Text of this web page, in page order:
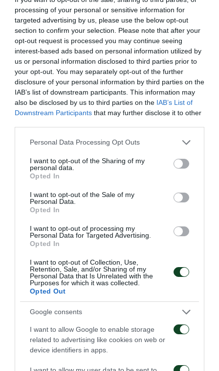
processing of your personal or sensitive information for
targeted advertising by us, please use the below opt-out
section to confirm your selection. Please note that after your
opt-out request is processed you may continue seeing
interest-based ads based on personal information utilized by
us or personal information disclosed to third parties prior to
your opt-out. You may separately opt-out of the further
disclosure of your personal information by third parties on the
IAB’s list of downstream participants. This information may
also be disclosed by us to third parties on the IAB’s List of
Downstream Participants that may further disclose it to other
Please note that this website/app uses one or more Google
not limited to your visit or usage behaviour. You may click to
grant or deny consent to Google and its third-party tags to
use your data for below specified purposes in below Google
consent section.
Personal Data Processing Opt Outs
I want to opt-out of the Sharing of my
personal data.
Opted In
I want to opt-out of the Sale of my
Personal Data.
Opted In
I want to opt-out of processing my
Personal Data for Targeted Advertising.
Opted In
I want to opt-out of Collection, Use,
Retention, Sale, and/or Sharing of my
Personal Data that Is Unrelated with the
Purposes for which it was collected.
Opted Out
Google consents
I want to allow Google to enable storage
related to advertising like cookies on web or
device identifiers in apps.